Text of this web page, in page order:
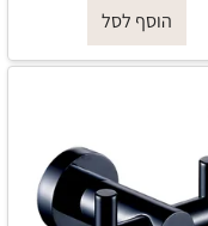
הוסף לסל